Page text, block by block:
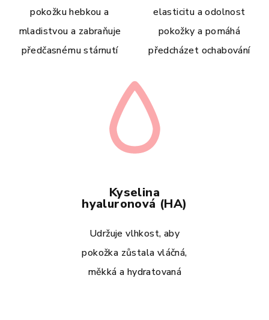
pokožku hebkou a
mladistvou a zabraňuje
předčasnému stárnutí
elasticitu a odolnost
pokožky a pomáhá
předcházet ochabování
Kyselina
hyaluronová (HA)
Udržuje vlhkost, aby
pokožka zůstala vláčná,
měkká a hydratovaná